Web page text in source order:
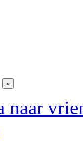
naar